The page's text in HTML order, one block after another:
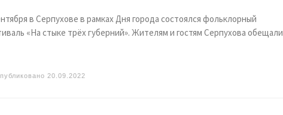
в Серпухове в рамках Дня города состоялся фольклорный
«На стыке трёх губерний». Жителям и гостям Серпухова обещали
20.09.2022